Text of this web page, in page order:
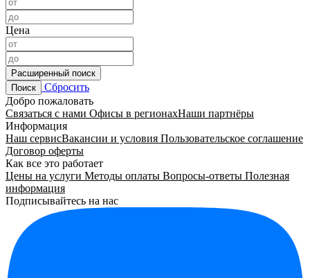
Цена
Расширенный поиск
Поиск
Сбросить
Добро пожаловать
Связаться с нами Офисы в регионахНаши партнёры
Информация
Наш сервисВакансии и условия Пользовательское соглашение
Договор оферты
Как все это работает
Цены на услуги Методы оплаты Вопросы-ответы Полезная
информация
Подписывайтесь на нас